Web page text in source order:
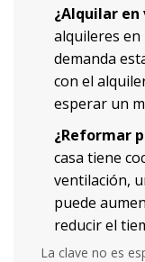
¿Alquilar en
alquileres
demanda
con el
esperar un
¿Reformar
casa tiene
ventilación,
puede
reducir el
La clave no es